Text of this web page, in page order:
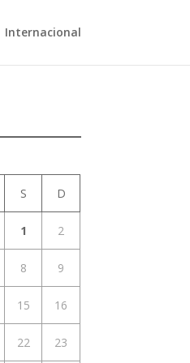
Internacional
S D
1 2
8 9
15 16
22 23